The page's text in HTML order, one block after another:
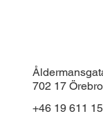
702 17 Örebro
+46 19 611